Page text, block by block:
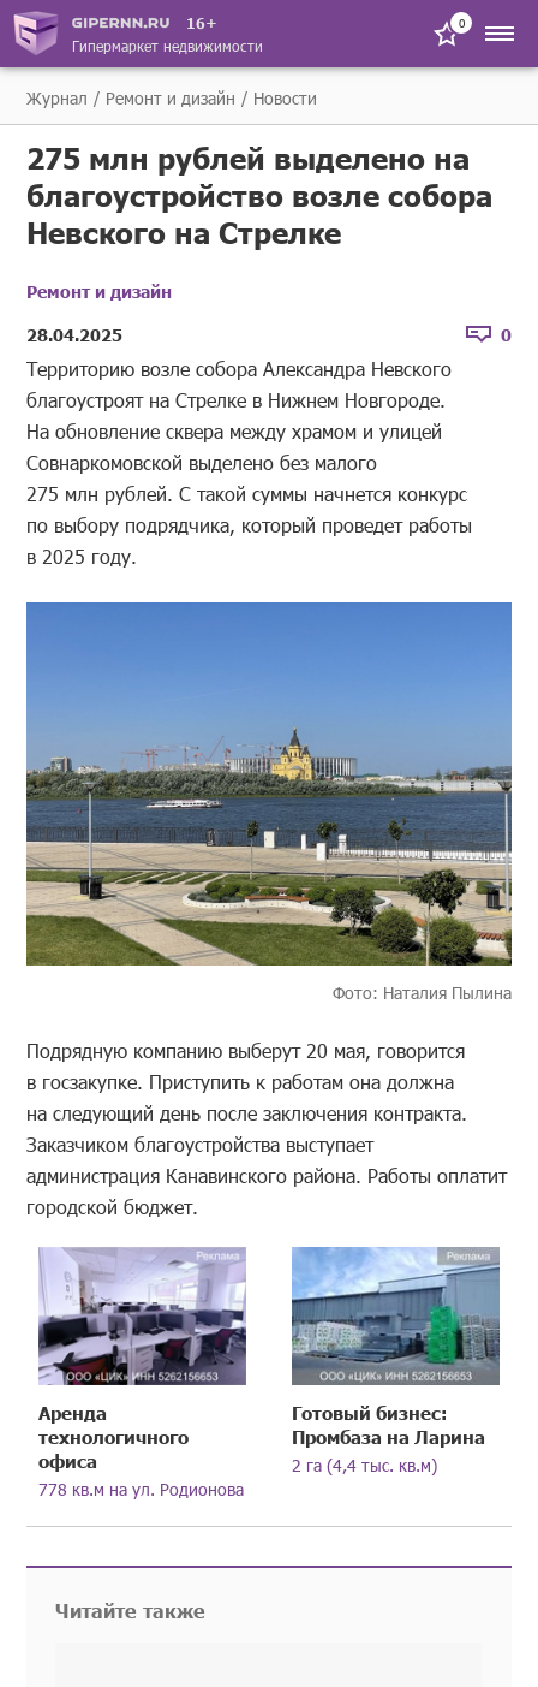
16+
Гипермаркет недвижимости
0
Журнал Ремонт и дизайн Новости
275 млн рублей выделено на
благоустройство возле собора
Невского на Стрелке
Ремонт и дизайн
28.04.2025
0
Территорию возле собора Александра Невского
благоустроят на Стрелке в Нижнем Новгороде.
На обновление сквера между храмом и улицей
Совнаркомовской выделено без малого
275 млн рублей. С такой суммы начнется конкурс
по выбору подрядчика, который проведет работы
в 2025 году.
Фото: Наталия Пылина
Подрядную компанию выберут 20 мая, говорится
в госзакупке. Приступить к работам она должна
на следующий день после заключения контракта.
Заказчиком благоустройства выступает
администрация Канавинского района. Работы оплатит
городской бюджет.
Аренда
технологичного
офиса
778 кв.м на ул. Родионова
Готовый бизнес:
Промбаза на Ларина
2 га (4,4 тыс. кв.м)
Читайте также